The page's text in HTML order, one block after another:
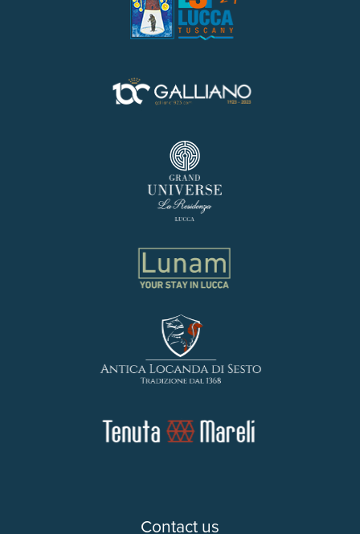
Contact us